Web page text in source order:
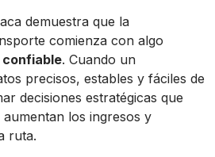
demuestra que la
comienza con algo
. Cuando un
precisos, estables y fáciles de
decisiones estratégicas que
los ingresos y
ruta.